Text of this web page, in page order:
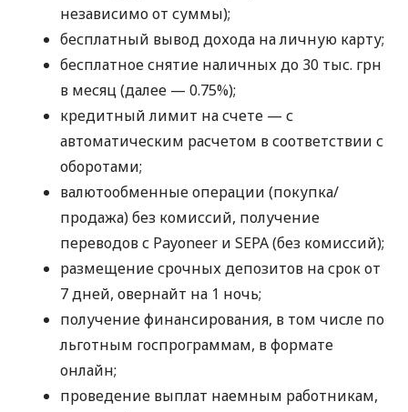
независимо от суммы);
бесплатный вывод дохода на личную карту;
бесплатное снятие наличных до 30 тыс. грн
в месяц (далее — 0.75%);
кредитный лимит на счете — с
автоматическим расчетом в соответствии с
оборотами;
валютообменные операции (покупка/
продажа) без комиссий, получение
переводов с Payoneer и SEPA (без комиссий);
размещение срочных депозитов на срок от
7 дней, овернайт на 1 ночь;
получение финансирования, в том числе по
льготным госпрограммам, в формате
онлайн;
проведение выплат наемным работникам,